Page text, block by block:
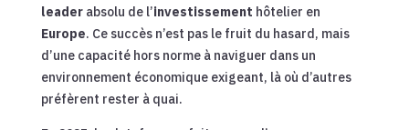
leaderabsolu de l’investissement hôtelier en
Europe. Ce succès n’est pas le fruit du hasard, mais
d’une capacité hors norme à naviguer dans un
environnement économique exigeant, là où d’autres
préfèrent rester à quai.